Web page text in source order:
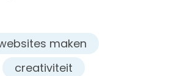
maken
creativiteit